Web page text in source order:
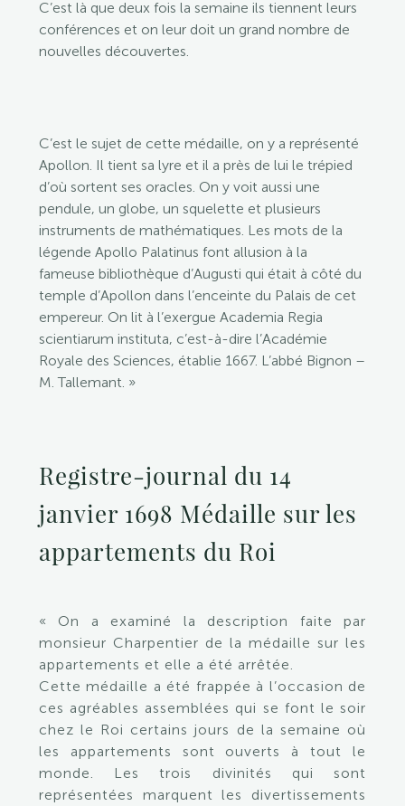
C’est là que deux fois la semaine ils tiennent leurs
conférences et on leur doit un grand nombre de
nouvelles découvertes.
C’est le sujet de cette médaille, on y a représenté
Apollon. Il tient sa lyre et il a près de lui le trépied
d’où sortent ses oracles. On y voit aussi une
pendule, un globe, un squelette et plusieurs
instruments de mathématiques. Les mots de la
légende Apollo Palatinus font allusion à la
fameuse bibliothèque d’Augusti qui était à côté du
temple d’Apollon dans l’enceinte du Palais de cet
empereur. On lit à l’exergue Academia Regia
scientiarum instituta, c’est-à-dire l’Académie
Royale des Sciences, établie 1667. L’abbé Bignon –
M. Tallemant. »
Registre-journal du 14
janvier 1698 Médaille sur les
appartements du Roi
« On a examiné la description faite par
monsieur Charpentier de la médaille sur les
appartements et elle a été arrêtée.
Cette médaille a été frappée à l’occasion de
ces agréables assemblées qui se font le soir
chez le Roi certains jours de la semaine où
les appartements sont ouverts à tout le
monde. Les trois divinités qui sont
représentées marquent les divertissements